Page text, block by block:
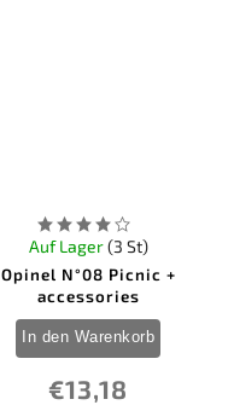
Opinel N°08 Picnic +
accessories
Auf Lager(3 St)
€13,18
In den Warenkorb